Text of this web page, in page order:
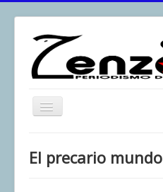
Toggle
El Zenzontle
El precario